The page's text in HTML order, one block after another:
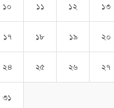
১০ ১১ ১২ ১৩
১৭ ১৮ ১৯ ২০
২৪ ২৫ ২৬ ২৭
৩১